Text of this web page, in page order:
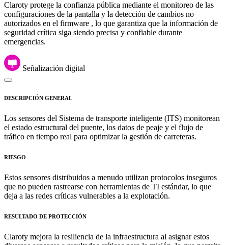
Claroty protege la confianza pública mediante el monitoreo de las
configuraciones de la pantalla y la detección de cambios no
autorizados en el firmware , lo que garantiza que la información de
seguridad crítica siga siendo precisa y confiable durante
emergencias.
Señalización digital
DESCRIPCIÓN GENERAL
Los sensores del Sistema de transporte inteligente (ITS) monitorean
el estado estructural del puente, los datos de peaje y el flujo de
tráfico en tiempo real para optimizar la gestión de carreteras.
RIESGO
Estos sensores distribuidos a menudo utilizan protocolos inseguros
que no pueden rastrearse con herramientas de TI estándar, lo que
deja a las redes críticas vulnerables a la explotación.
RESULTADO DE PROTECCIÓN
Claroty mejora la resiliencia de la infraestructura al asignar estos